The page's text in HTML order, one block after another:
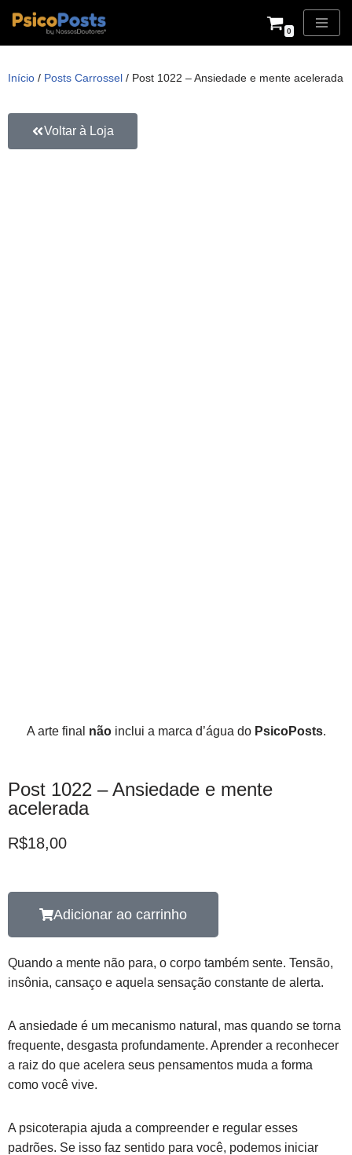
Pular
o
0
Início / Posts Carrossel / Post 1022 – Ansiedade e mente acelerada
Voltar à Loja
A arte final não inclui a marca d’água do PsicoPosts.
Post 1022 – Ansiedade e mente
acelerada
R$18,00
Adicionar ao carrinho
Quando a mente não para, o corpo também sente. Tensão,
insônia, cansaço e aquela sensação constante de alerta.
A ansiedade é um mecanismo natural, mas quando se torna
frequente, desgasta profundamente. Aprender a reconhecer
a raiz do que acelera seus pensamentos muda a forma
como você vive.
A psicoterapia ajuda a compreender e regular esses
padrões. Se isso faz sentido para você, podemos iniciar